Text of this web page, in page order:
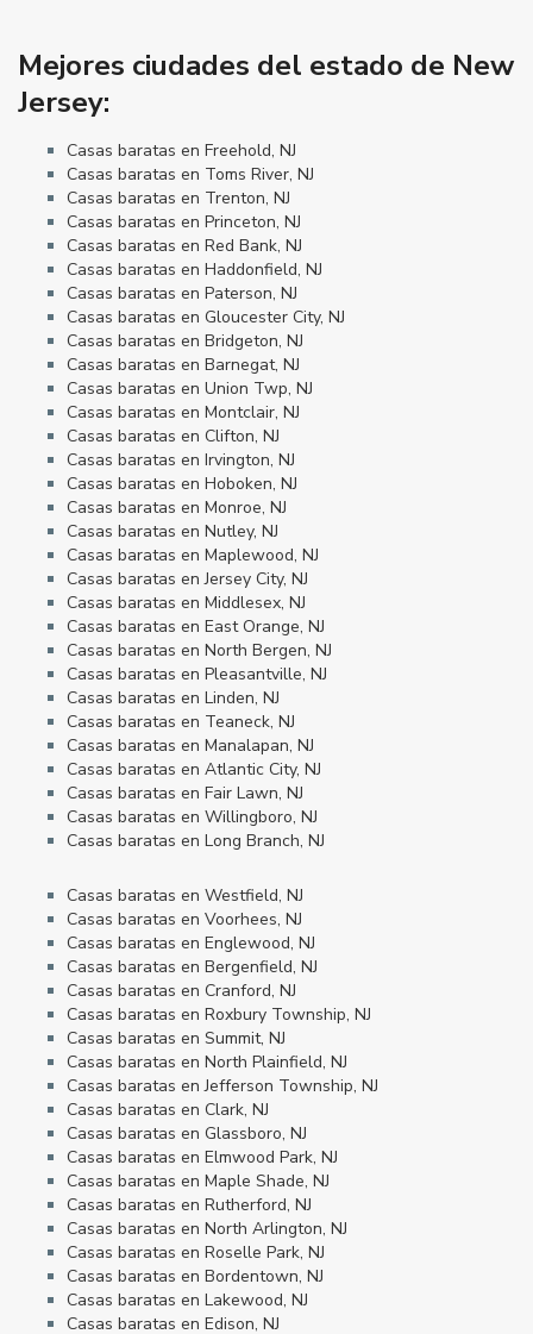
Mejores ciudades del estado de New
Jersey:
Casas baratas en Freehold, NJ
Casas baratas en Toms River, NJ
Casas baratas en Trenton, NJ
Casas baratas en Princeton, NJ
Casas baratas en Red Bank, NJ
Casas baratas en Haddonfield, NJ
Casas baratas en Paterson, NJ
Casas baratas en Gloucester City, NJ
Casas baratas en Bridgeton, NJ
Casas baratas en Barnegat, NJ
Casas baratas en Union Twp, NJ
Casas baratas en Montclair, NJ
Casas baratas en Clifton, NJ
Casas baratas en Irvington, NJ
Casas baratas en Hoboken, NJ
Casas baratas en Monroe, NJ
Casas baratas en Nutley, NJ
Casas baratas en Maplewood, NJ
Casas baratas en Jersey City, NJ
Casas baratas en Middlesex, NJ
Casas baratas en East Orange, NJ
Casas baratas en North Bergen, NJ
Casas baratas en Pleasantville, NJ
Casas baratas en Linden, NJ
Casas baratas en Teaneck, NJ
Casas baratas en Manalapan, NJ
Casas baratas en Atlantic City, NJ
Casas baratas en Fair Lawn, NJ
Casas baratas en Willingboro, NJ
Casas baratas en Long Branch, NJ
Casas baratas en Westfield, NJ
Casas baratas en Voorhees, NJ
Casas baratas en Englewood, NJ
Casas baratas en Bergenfield, NJ
Casas baratas en Cranford, NJ
Casas baratas en Roxbury Township, NJ
Casas baratas en Summit, NJ
Casas baratas en North Plainfield, NJ
Casas baratas en Jefferson Township, NJ
Casas baratas en Clark, NJ
Casas baratas en Glassboro, NJ
Casas baratas en Elmwood Park, NJ
Casas baratas en Maple Shade, NJ
Casas baratas en Rutherford, NJ
Casas baratas en North Arlington, NJ
Casas baratas en Roselle Park, NJ
Casas baratas en Bordentown, NJ
Casas baratas en Lakewood, NJ
Casas baratas en Edison, NJ